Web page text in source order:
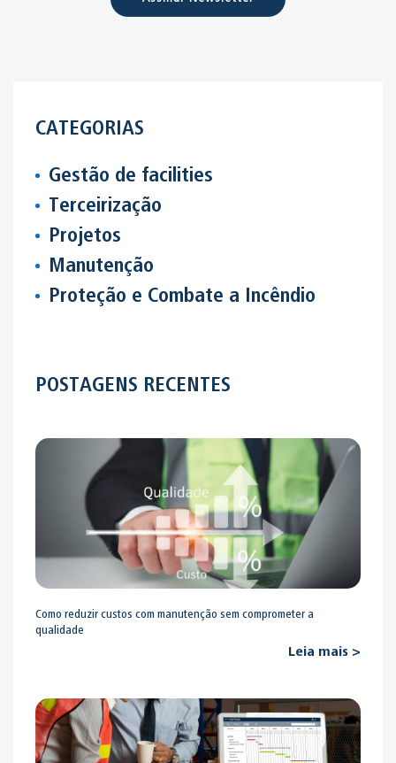
CATEGORIAS
Gestão de facilities
Terceirização
Projetos
Manutenção
Proteção e Combate a Incêndio
POSTAGENS RECENTES
Como reduzir custos com manutenção sem comprometer a
qualidade
Leia mais >